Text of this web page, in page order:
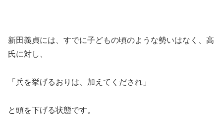
新田義貞には、すでに子どもの頃のような勢いはなく、高
氏に対し、
「兵を挙げるおりは、加えてくだされ」
と頭を下げる状態です。